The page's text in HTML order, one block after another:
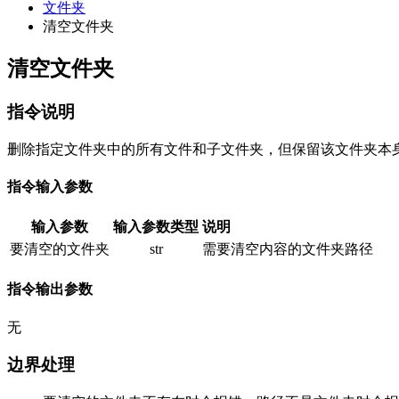
文件夹
清空文件夹
清空文件夹
指令说明
删除指定文件夹中的所有文件和子文件夹，但保留该文件夹本
指令输入参数
输入参数 输入参数类型 说明
要清空的文件夹
str 需要清空内容的文件夹路径
指令输出参数
无
边界处理